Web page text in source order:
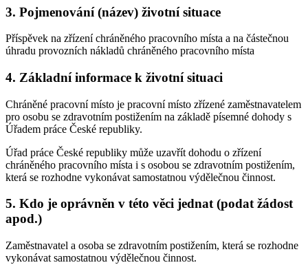
3. Pojmenování (název) životní situace
Příspěvek na zřízení chráněného pracovního místa a na částečnou
úhradu provozních nákladů chráněného pracovního místa
4. Základní informace k životní situaci
Chráněné pracovní místo je pracovní místo zřízené zaměstnavatelem
pro osobu se zdravotním postižením na základě písemné dohody s
Úřadem práce České republiky.
Úřad práce České republiky může uzavřít dohodu o zřízení
chráněného pracovního místa i s osobou se zdravotním postižením,
která se rozhodne vykonávat samostatnou výdělečnou činnost.
5. Kdo je oprávněn v této věci jednat (podat žádost
apod.)
Zaměstnavatel a osoba se zdravotním postižením, která se rozhodne
vykonávat samostatnou výdělečnou činnost.